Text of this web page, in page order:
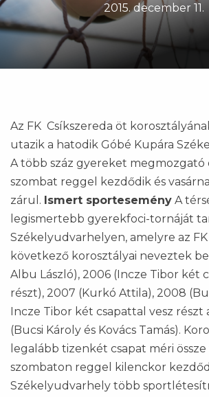
2015. december 11.
Az FK Csíkszereda öt
utazik a hatodik Góbé Kupára
A több száz gyereket megmozgató
szombat reggel kezdődik és
zárul. Ismert sportesemény A
legismertebb gyerekfoci-tornáját
Székelyudvarhelyen, amelyre az FK
következő korosztályai neveztek
Albu László), 2006 (Incze Tibor két
részt), 2007 (Kurkó Attila), 2008
Incze Tibor két csapattal vesz részt
(Bucsi Károly és Kovács Tamás).
legalább tizenkét csapat méri
szombaton reggel kilenckor
Székelyudvarhely több